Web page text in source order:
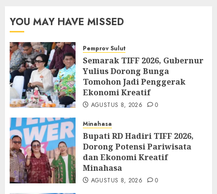
YOU MAY HAVE MISSED
Pemprov Sulut
Semarak TIFF 2026, Gubernur
Yulius Dorong Bunga
Tomohon Jadi Penggerak
Ekonomi Kreatif
AGUSTUS 8, 2026 0
Minahasa
Bupati RD Hadiri TIFF 2026,
Dorong Potensi Pariwisata
dan Ekonomi Kreatif
Minahasa
AGUSTUS 8, 2026 0